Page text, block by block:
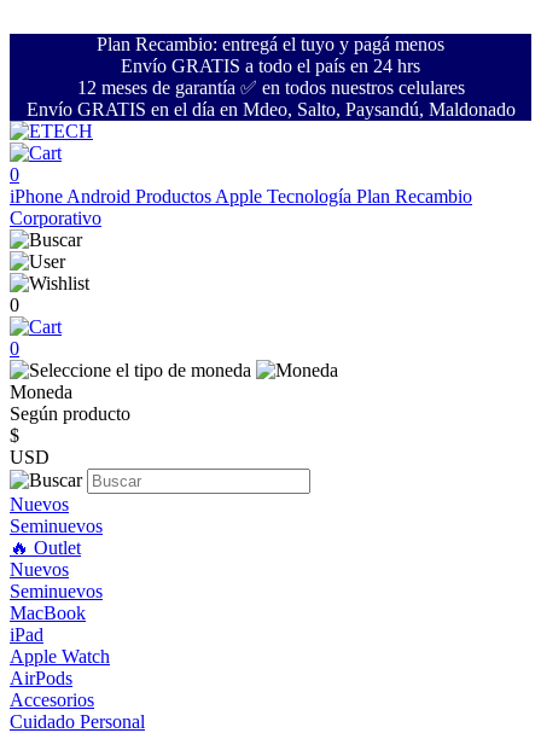
Plan Recambio: entregá el tuyo y pagá menos
Envío GRATIS a todo el país en 24 hrs
12 meses de garantía ✅ en todos nuestros celulares
Envío GRATIS en el día en Mdeo, Salto, Paysandú, Maldonado
0
iPhone Android Productos Apple Tecnología Plan Recambio
Corporativo
0
0
Moneda
Según producto
$
USD
Nuevos
Seminuevos
🔥 Outlet
Nuevos
Seminuevos
MacBook
iPad
Apple Watch
AirPods
Accesorios
Cuidado Personal